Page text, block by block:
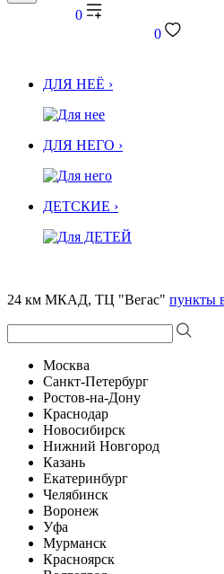
0
0
ДЛЯ НЕЁ ›
ДЛЯ НЕГО ›
ДЕТСКИЕ ›
24 км МКАД, ТЦ "Вегас" пункты
Москва
Санкт-Петербург
Ростов-на-Дону
Краснодар
Новосибирск
Нижний Новгород
Казань
Екатеринбург
Челябинск
Воронеж
Уфа
Мурманск
Красноярск